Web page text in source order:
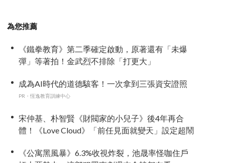
為您推薦
《鐵拳教育》第二季確定啟動，原著還有「未爆
彈」等著拍！金武烈不排除「打更大」
成為AI時代的道德駭客！一次拿到三張資安證照
PR・恆逸教育訓練中心
宋仲基、朴智賢《財閥家的小兒子》後4年再合
體！《Love Cloud》「前任見面就變天」設定超鬧
《公寓黑風暴》6.3%收視炸裂，池晟率怪咖住戶